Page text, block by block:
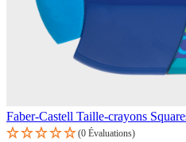
Faber-Castell Taille-crayons
(0 Évaluations)